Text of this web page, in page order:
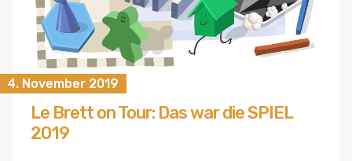
4. November 2019
Le Brett on Tour: Das war die SPIEL
2019